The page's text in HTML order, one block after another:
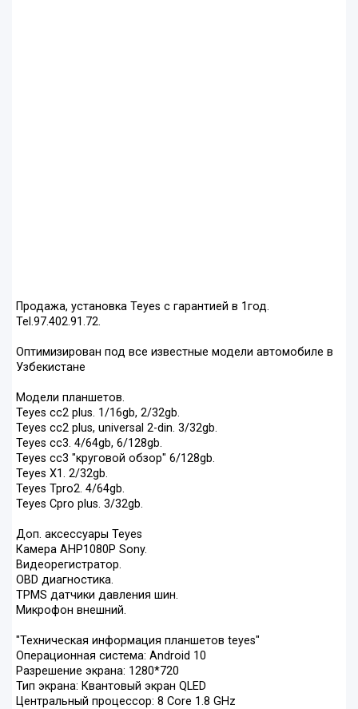
Продажа, установка Teyes с гарантией в 1год.
Tel.97.402.91.72.
Оптимизирован под все известные модели автомобиле в
Узбекистане
Модели планшетов.
Teyes cc2 plus. 1/16gb, 2/32gb.
Teyes cc2 plus, universal 2-din. 3/32gb.
Teyes cc3. 4/64gb, 6/128gb.
Teyes cc3 "круговой обзор" 6/128gb.
Teyes X1. 2/32gb.
Teyes Tpro2. 4/64gb.
Teyes Cpro plus. 3/32gb.
Доп. аксессуары Teyes
Камера AHP1080P Sony.
Видеорегистратор.
OBD диагностика.
TPMS датчики давления шин.
Микрофон внешний.
"Техническая информация планшетов teyes"
Операционная система: Android 10
Разрешение экрана: 1280*720
Тип экрана: Квантовый экран QLED
Центральный процессор: 8 Core 1.8 GHz